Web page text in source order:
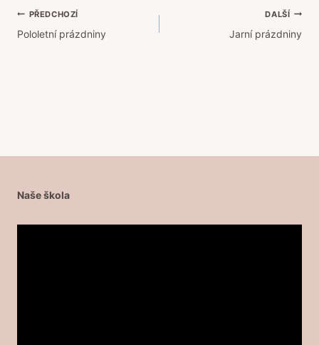
Navigace
pro
PŘEDCHOZÍ
Pololetní prázdniny
DALŠÍ
Jarní prázdniny
Naše škola